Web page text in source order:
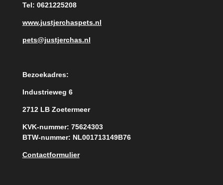
Tel: 0621225208
www.justjerchaspets.nl
pets@justjerchas.nl
Bezoekadres:
Industrieweg 6
2712 LB Zoetermeer
KVK-nummer: 75624303
BTW-nummer: NL001713149B76
Contactformulier